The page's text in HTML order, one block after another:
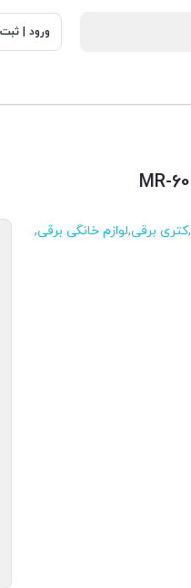
ورود |
,کتری برقی,لوازم خانگی برقی,